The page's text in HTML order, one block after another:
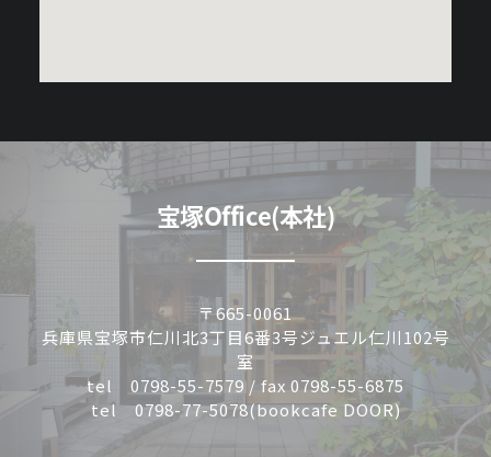
宝塚Office(本社)
〒665-0061
兵庫県宝塚市仁川北3丁目6番3号ジュエル仁川102号
室
tel 0798-55-7579 / fax 0798-55-6875
tel 0798-77-5078(bookcafe DOOR)